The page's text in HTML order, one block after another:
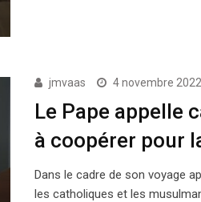
jmvaas 4 novembre 2022
Le Pape appelle
à coopérer pour
Dans le cadre de son voyage
les catholiques et les